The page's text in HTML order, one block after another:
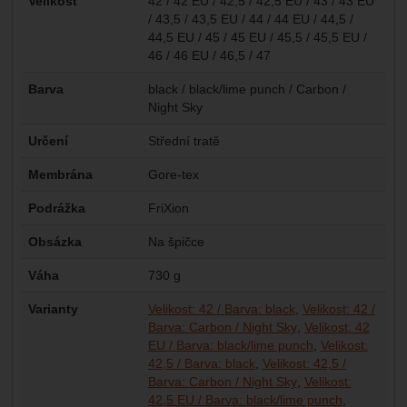
/ 43,5 / 43,5 EU / 44 / 44 EU / 44,5 /
44,5 EU / 45 / 45 EU / 45,5 / 45,5 EU /
46 / 46 EU / 46,5 / 47
Barva
black / black/lime punch / Carbon /
Night Sky
Určení Střední tratě
Membrána Gore-tex
Podrážka FriXion
Obsázka Na špičce
Váha 730 g
Varianty Velikost: 42 / Barva: black Velikost: 42 /
Barva: Carbon / Night Sky Velikost: 42
EU / Barva: black/lime punch Velikost:
42,5 / Barva: black Velikost: 42,5 /
Barva: Carbon / Night Sky Velikost:
42,5 EU / Barva: black/lime punch